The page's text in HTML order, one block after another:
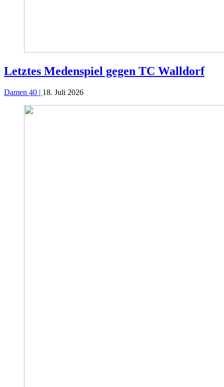
Letztes Medenspiel gegen TC Walldorf
Damen 40 | 18. Juli 2026